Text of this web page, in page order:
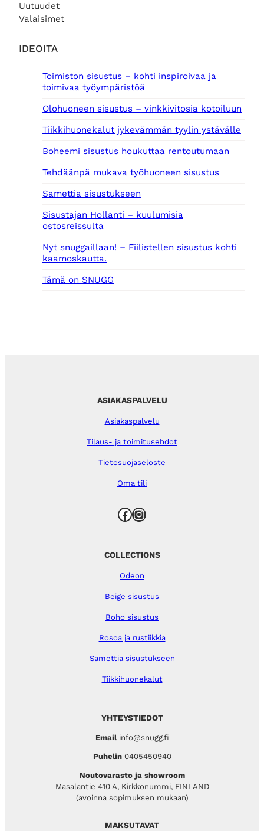
Uutuudet
Valaisimet
IDEOITA
Toimiston sisustus – kohti inspiroivaa ja
toimivaa työympäristöä
Olohuoneen sisustus – vinkkivitosia kotoiluun
Tiikkihuonekalut jykevämmän tyylin ystävälle
Boheemi sisustus houkuttaa rentoutumaan
Tehdäänpä mukava työhuoneen sisustus
Samettia sisustukseen
Sisustajan Hollanti – kuulumisia
ostosreissulta
Nyt snuggaillaan! – Fiilistellen sisustus kohti
kaamoskautta.
Tämä on SNUGG
ASIAKASPALVELU
Asiakaspalvelu
Tilaus- ja toimitusehdot
Tietosuojaseloste
Oma tili
Facebook Instagram
YHTEYSTIEDOT
Emailinfo@snugg.fi
Puhelin 0405450940
Noutovarasto ja showroom
Masalantie 410 A, Kirkkonummi, FINLAND
(avoinna sopimuksen mukaan)
COLLECTIONS
Odeon
Beige sisustus
Boho sisustus
Rosoa ja rustiikkia
Samettia sisustukseen
Tiikkihuonekalut
MAKSUTAVAT